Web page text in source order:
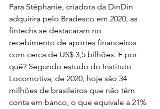
Para Stéphanie, criadora da DinDin
adquirira pelo Bradesco em 2020, as
fintechs se destacaram no
recebimento de aportes financeiros
com cerca de US$ 3,5 bilhões. E por
quê? Segundo estudo do Instituto
Locomotiva, de 2020, hoje são 34
milhões de brasileiros que não têm
conta em banco, o que equivale a 21%